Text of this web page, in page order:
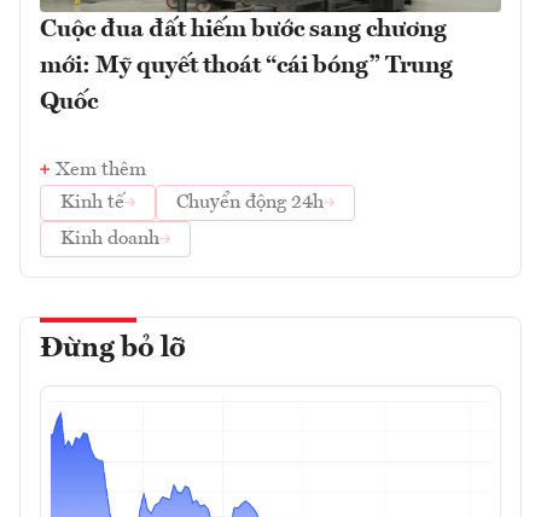
Cuộc đua đất hiếm bước sang chương
mới: Mỹ quyết thoát “cái bóng” Trung
Quốc
Xem thêm
Kinh tế
Chuyển động 24h
Kinh doanh
Đừng bỏ lỡ